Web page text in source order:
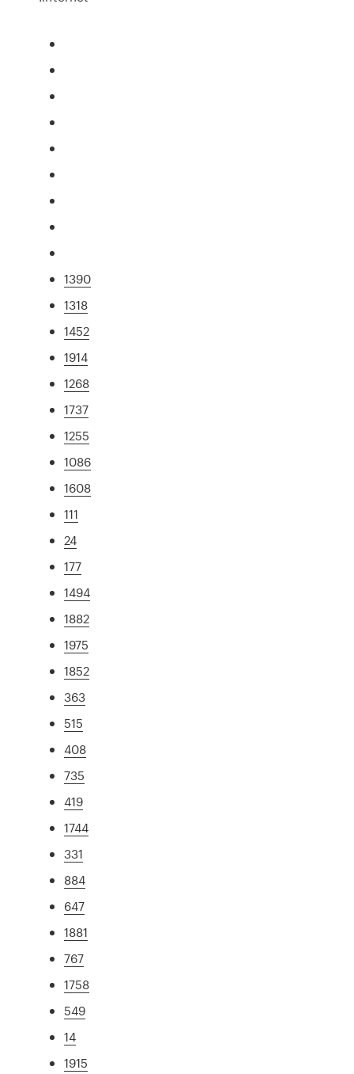
1390
1318
1452
1914
1268
1737
1255
1086
1608
111
24
177
1494
1882
1975
1852
363
515
408
735
419
1744
331
884
647
1881
767
1758
549
14
1915